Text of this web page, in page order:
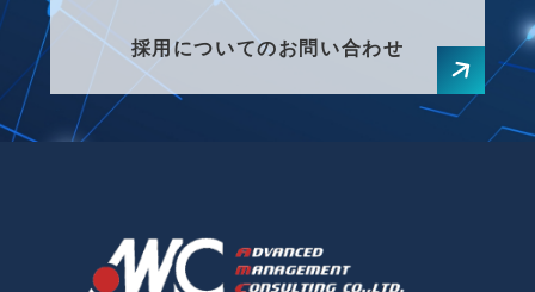
採用についてのお問い合わせ